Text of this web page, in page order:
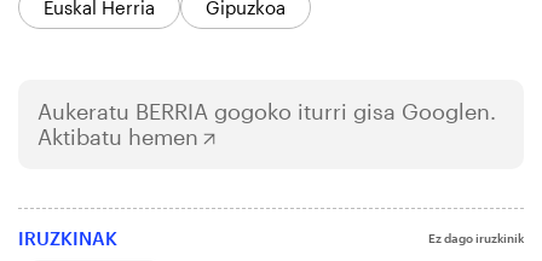
Euskal Herria Gipuzkoa
Aukeratu BERRIA gogoko iturri gisa Googlen.
Aktibatu hemen
IRUZKINAK Ez dago iruzkinik